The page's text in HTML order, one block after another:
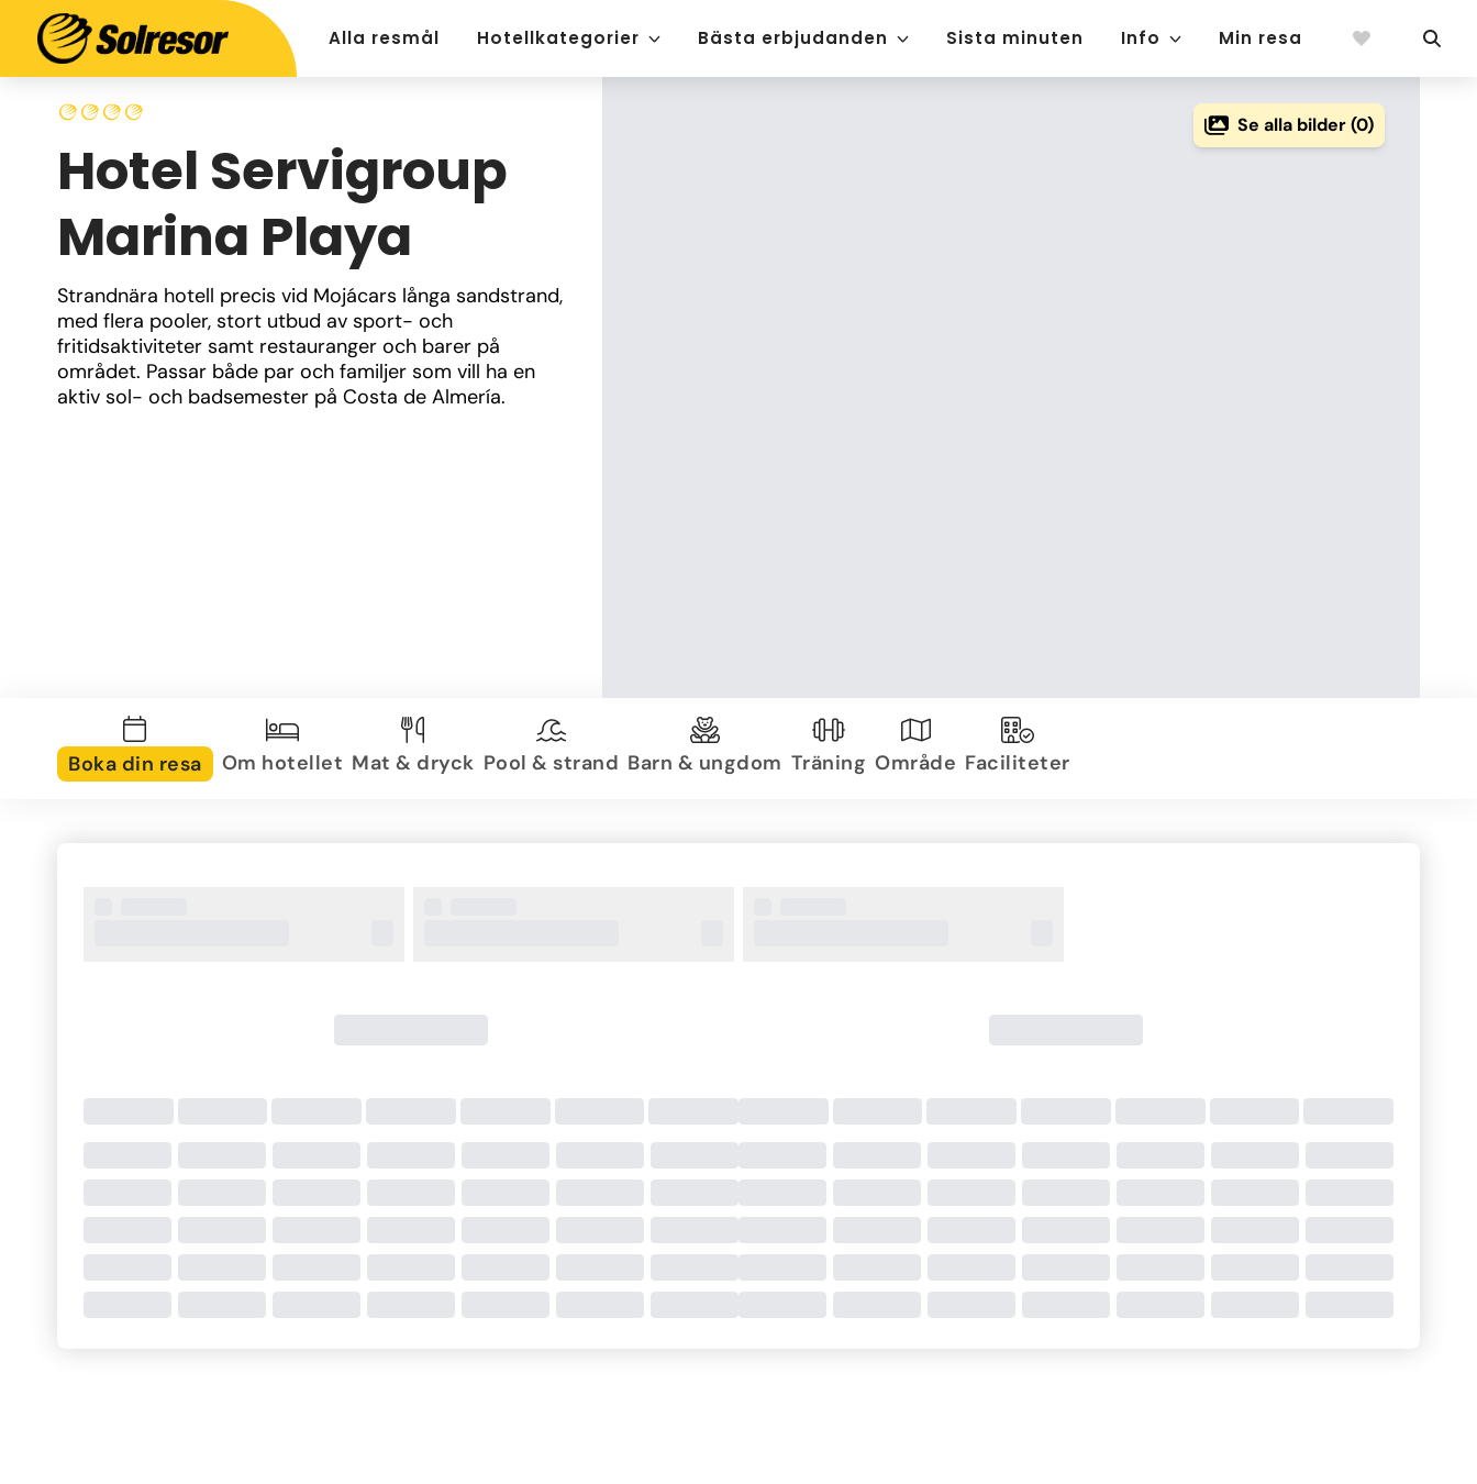
Alla resmål Hotellkategorier Bästa erbjudanden Sista minuten Info Min resa
Hotel Servigroup
Marina Playa
Strandnära hotell precis vid Mojácars långa sandstrand,
med flera pooler, stort utbud av sport- och
fritidsaktiviteter samt restauranger och barer på
området. Passar både par och familjer som vill ha en
aktiv sol- och badsemester på Costa de Almería.
Se alla bilder (0)
Boka din resa Om hotellet Mat & dryck Pool & strand Barn & ungdom Träning Område Faciliteter